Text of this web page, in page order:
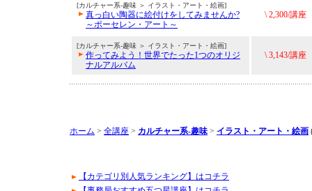
[カルチャー系-趣味 ＞ イラスト・アート・絵画]
真っ白い陶器に絵付けをしてみませんか?
～ポーセレン・アート～
\ 2,300/講座
[カルチャー系-趣味 ＞ イラスト・アート・絵画]
作ってみよう！世界でたった1つのオリジ
ナルアルバム
\ 3,143/講座
ホーム > 全講座 > カルチャー系-趣味> イラスト・アート・絵画
【カテゴリ別人気ランキング】はコチラ